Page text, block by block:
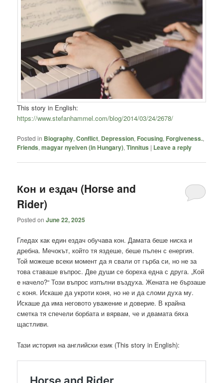
This story in English:
https://www.stefanhammel.com/blog/2014/03/24/2678/
Posted in Biography,Conflict, Depression, Focusing, Forgiveness.,
Friends,magyar nyelven (in Hungary),Tinnitus | Leave a reply
Кон и ездач (Horse and
Rider)
Posted onJune 22, 2025
Гледах как един ездач обучава кон. Дамата беше ниска и
дребна. Мечокът, който тя яздеше, беше пълен с енергия.
Той можеше всеки момент да я свали от гърба си, но не за
това ставаше въпрос. Две души се бореха една с друга. „Кой
е начело?“ Този въпрос изпълни въздуха. Жената не бързаше
с коня. Искаше да укроти коня, но не и да сломи духа му.
Искаше да има неговото уважение и доверие. В крайна
сметка тя спечели борбата и вярвам, че и двамата бяха
щастливи.
Тази история на английски език (This story in English):